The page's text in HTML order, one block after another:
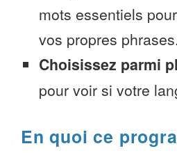
mots essentiels
vos propres phrases.
Choisissez parmi
pour voir si votre
En quoi ce